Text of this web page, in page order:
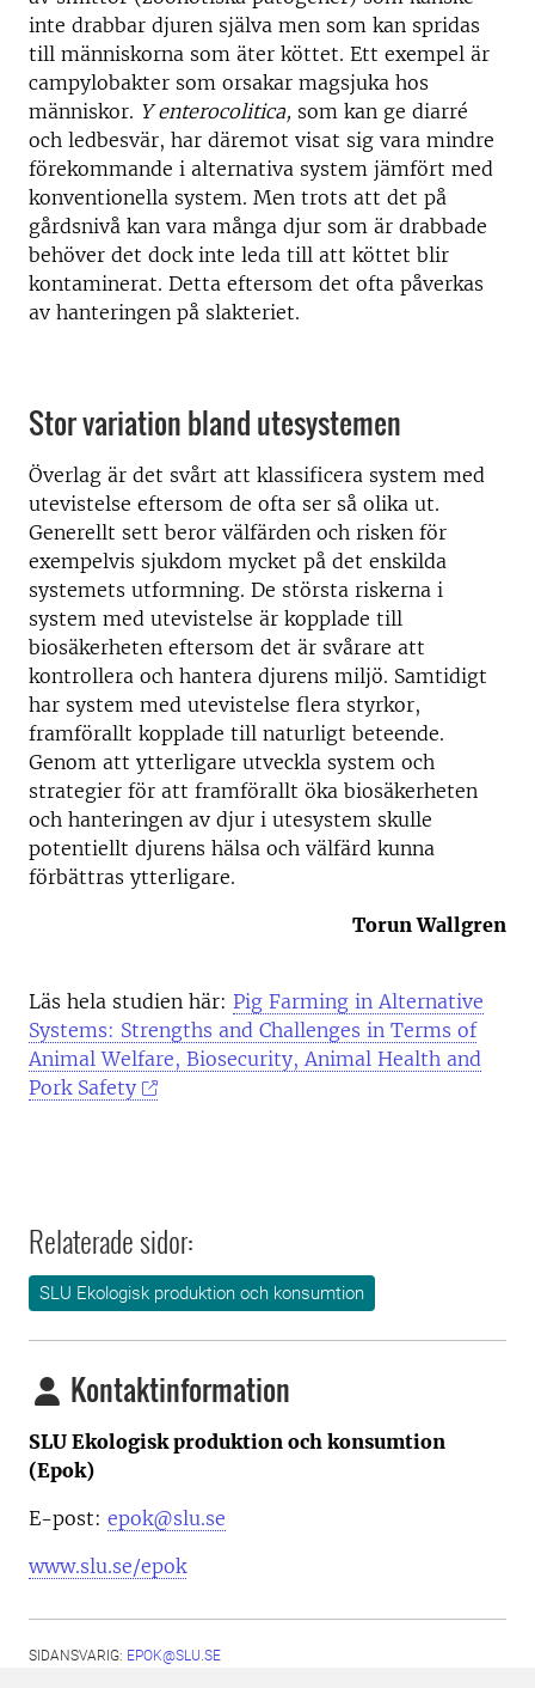
inte drabbar djuren själva men som kan spridas
till människorna som äter köttet. Ett exempel är
campylobakter som orsakar magsjuka hos
människor. Y enterocolitica, som kan ge diarré
och ledbesvär, har däremot visat sig vara mindre
förekommande i alternativa system jämfört med
konventionella system. Men trots att det på
gårdsnivå kan vara många djur som är drabbade
behöver det dock inte leda till att köttet blir
kontaminerat. Detta eftersom det ofta påverkas
av hanteringen på slakteriet.
Stor variation bland utesystemen
Överlag är det svårt att klassificera system med
utevistelse eftersom de ofta ser så olika ut.
Generellt sett beror välfärden och risken för
exempelvis sjukdom mycket på det enskilda
systemets utformning. De största riskerna i
system med utevistelse är kopplade till
biosäkerheten eftersom det är svårare att
kontrollera och hantera djurens miljö. Samtidigt
har system med utevistelse flera styrkor,
framförallt kopplade till naturligt beteende.
Genom att ytterligare utveckla system och
strategier för att framförallt öka biosäkerheten
och hanteringen av djur i utesystem skulle
potentiellt djurens hälsa och välfärd kunna
förbättras ytterligare.
Torun Wallgren
Läs hela studien här: Pig Farming in Alternative
Systems: Strengths and Challenges in Terms of
Animal Welfare, Biosecurity, Animal Health and
Pork Safety
Relaterade sidor:
SLU Ekologisk produktion och konsumtion
Kontaktinformation
SLU Ekologisk produktion och konsumtion
(Epok)
E-post: epok@slu.se
www.slu.se/epok
SIDANSVARIG: EPOK@SLU.SE